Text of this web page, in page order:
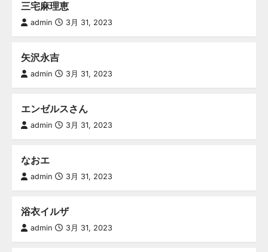
三宅麻理恵
admin 3月 31, 2023
矢沢永吉
admin 3月 31, 2023
エンゼルスさん
admin 3月 31, 2023
なおエ
admin 3月 31, 2023
浴衣イルザ
admin 3月 31, 2023